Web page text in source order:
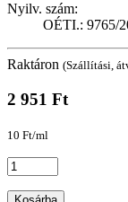
Nyilv. szám:
OÉTI.: 9765/
Raktáron (Szállítási,
2 951 Ft
10 Ft/ml